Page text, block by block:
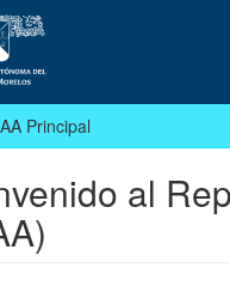
Principal
al